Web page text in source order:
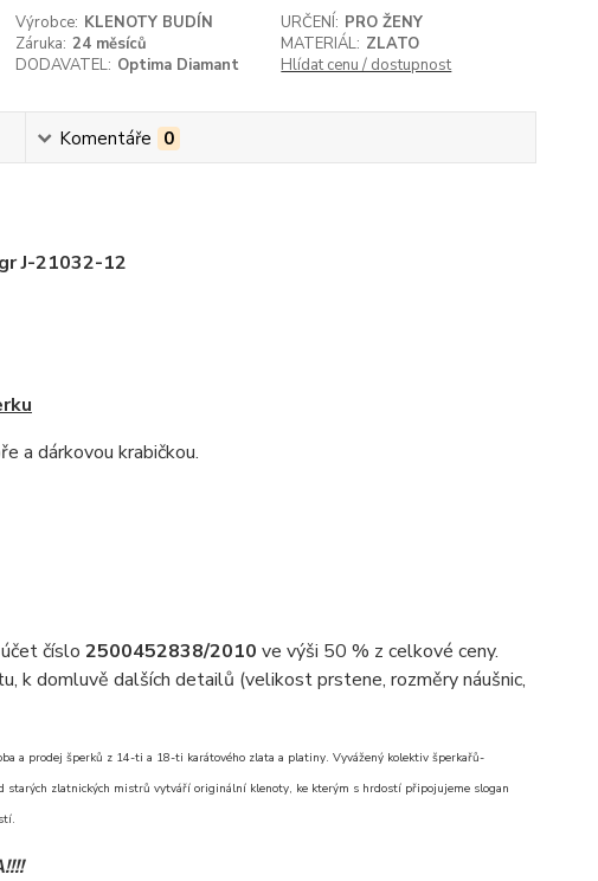
Výrobce: KLENOTY BUDÍN URČENÍ: PRO ŽENY
Záruka: 24 měsíců MATERIÁL: ZLATO
DODAVATEL: Optima Diamant Hlídat cenu / dostupnost
Komentáře 0
J-21032-12
a dárkovou krabičkou.
číslo 2500452838/2010 ve výši 50 % z celkové ceny.
k domluvě dalších detailů (velikost prstene, rozměry náušnic,
a prodej šperků z 14-ti a 18-ti karátového zlata a platiny. Vyvážený kolektiv šperkařů-
zlatnických mistrů vytváří originální klenoty, ke kterým s hrdostí připojujeme slogan